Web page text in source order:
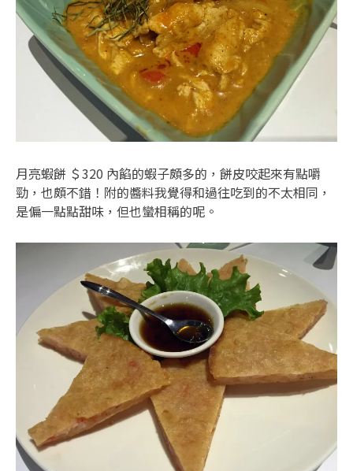
月亮蝦餅 ＄320 內餡的蝦子頗多的，餅皮咬起來有點嚼
勁，也頗不錯！附的醬料我覺得和過往吃到的不太相同，
是偏一點點甜味，但也蠻相稱的呢。